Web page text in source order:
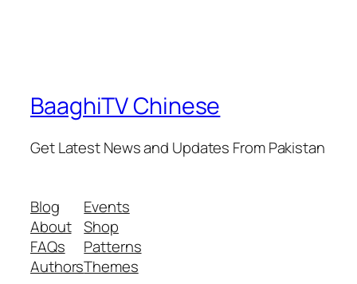
BaaghiTV Chinese
Get Latest News and Updates From Pakistan
Blog
About
FAQs
Authors
Events
Shop
Patterns
Themes